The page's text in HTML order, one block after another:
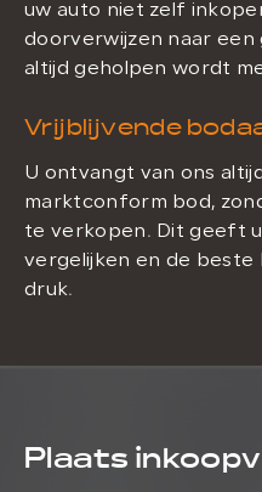
uw auto niet zelf
doorverwijzen naar een
altijd geholpen wordt
Vrijblijvende
U ontvangt van ons
marktconform bod,
te verkopen. Dit geeft
vergelijken en de beste
druk.
Plaats